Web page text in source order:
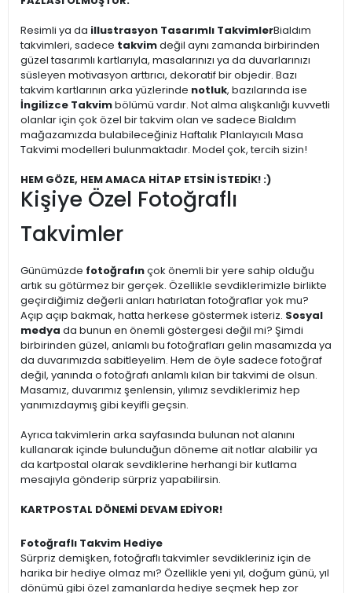
Resimli ya da illustrasyon Tasarımlı TakvimlerBialdım
takvimleri, sadece takvimdeğil aynı zamanda birbirinden
güzel tasarımlı kartlarıyla, masalarınızı ya da duvarlarınızı
süsleyen motivasyon arttırıcı, dekoratif bir objedir. Bazı
takvim kartlarının arka yüzlerinde notluk, bazılarında ise
İngilizce Takvimbölümü vardır. Not alma alışkanlığı kuvvetli
olanlar için çok özel bir takvim olan ve sadece Bialdım
mağazamızda bulabileceğiniz Haftalık Planlayıcılı Masa
Takvimi modelleri bulunmaktadır. Model çok, tercih sizin!
HEM GÖZE, HEM AMACA HİTAP ETSİN İSTEDİK! :)
Kişiye Özel Fotoğraflı
Takvimler
Günümüzde fotoğrafınçok önemli bir yere sahip olduğu
artık su götürmez bir gerçek. Özellikle sevdiklerimizle birlikte
geçirdiğimiz değerli anları hatırlatan fotoğraflar yok mu?
Açıp açıp bakmak, hatta herkese göstermek isteriz. Sosyal
medya da bunun en önemli göstergesi değil mi? Şimdi
birbirinden güzel, anlamlı bu fotoğrafları gelin masamızda ya
da duvarımızda sabitleyelim. Hem de öyle sadece fotoğraf
değil, yanında o fotoğrafı anlamlı kılan bir takvimi de olsun.
Masamız, duvarımız şenlensin, yılımız sevdiklerimiz hep
yanımızdaymış gibi keyifli geçsin.
Ayrıca takvimlerin arka sayfasında bulunan not alanını
kullanarak içinde bulunduğun döneme ait notlar alabilir ya
da kartpostal olarak sevdiklerine herhangi bir kutlama
mesajıyla gönderip sürpriz yapabilirsin.
KARTPOSTAL DÖNEMİ DEVAM EDİYOR!
Fotoğraflı Takvim Hediye
Sürpriz demişken, fotoğraflı takvimler sevdikleriniz için de
harika bir hediye olmaz mı? Özellikle yeni yıl, doğum günü, yıl
dönümü gibi özel zamanlarda hediye seçmek hep zor